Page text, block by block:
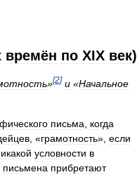
времён по XIX век)
»[2] и «Начальное
письма, когда
, «грамотность», если
условности в
письмена прибретают